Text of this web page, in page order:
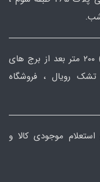
شعبه دوم : مازندران ، سلمانشهر (متل قو ) ۲۰۰ متر بعد از برج های
رویال ، فروشگاه
موجودی کالا و